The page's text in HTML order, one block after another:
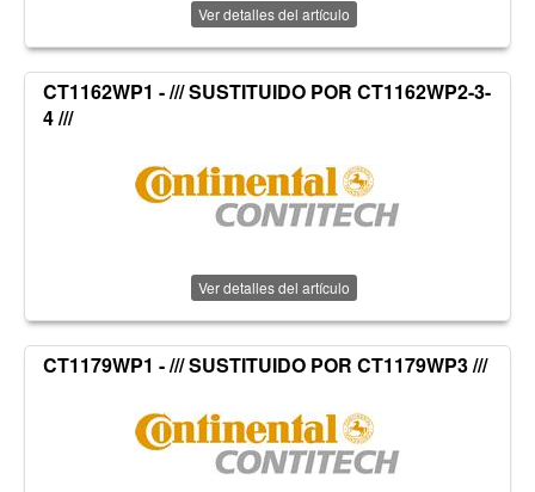
Ver detalles del artículo
CT1162WP1 - /// SUSTITUIDO POR CT1162WP2-3-
4 ///
Ver detalles del artículo
CT1179WP1 - /// SUSTITUIDO POR CT1179WP3 ///